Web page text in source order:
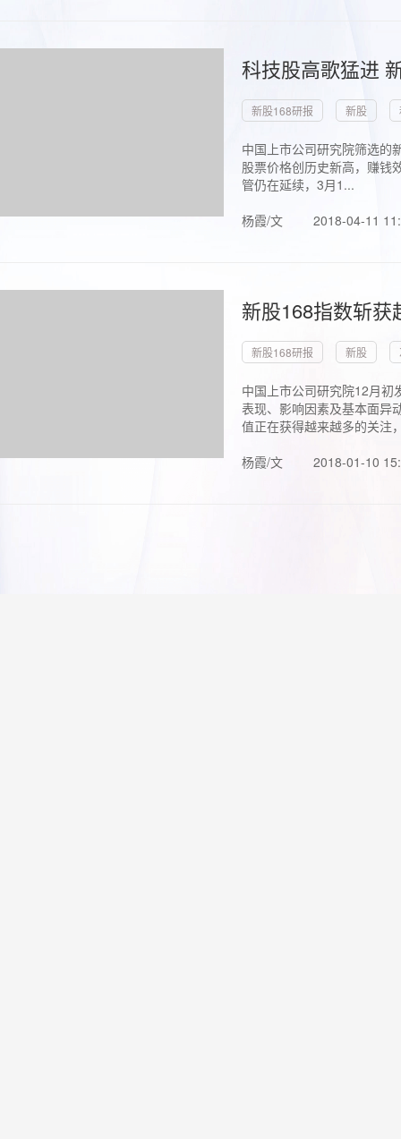
科技股高歌猛进
新股168研报 新股
中国上市公司研究院筛选的
股票价格创历史新高，赚钱
管仍在延续，3月1...
杨霞/文
2018-04-11
新股168指数斩
新股168研报 新股
中国上市公司研究院12月初
表现、影响因素及基本面异
值正在获得越来越多的关注
杨霞/文
2018-01-10